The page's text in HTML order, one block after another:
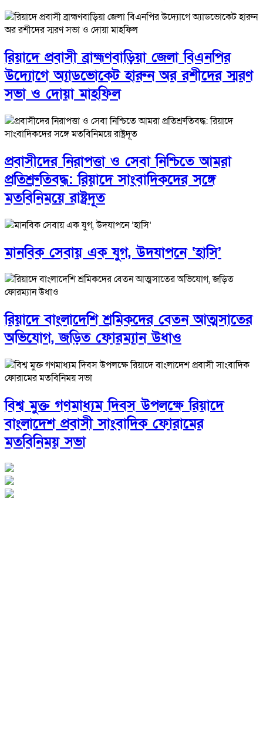
রিয়াদে প্রবাসী ব্রাহ্মণবাড়িয়া জেলা বিএনপির
উদ্যোগে অ্যাডভোকেট হারুন অর রশীদের স্মরণ
সভা ও দোয়া মাহফিল
প্রবাসীদের নিরাপত্তা ও সেবা নিশ্চিতে আমরা
প্রতিশ্রুতিবদ্ধ: রিয়াদে সাংবাদিকদের সঙ্গে
মতবিনিময়ে রাষ্ট্রদূত
মানবিক সেবায় এক যুগ, উদযাপনে ‘হাসি’
রিয়াদে বাংলাদেশি শ্রমিকদের বেতন আত্মসাতের
অভিযোগ, জড়িত ফোরম্যান উধাও
বিশ্ব মুক্ত গণমাধ্যম দিবস উপলক্ষে রিয়াদে
বাংলাদেশ প্রবাসী সাংবাদিক ফোরামের
মতবিনিময় সভা